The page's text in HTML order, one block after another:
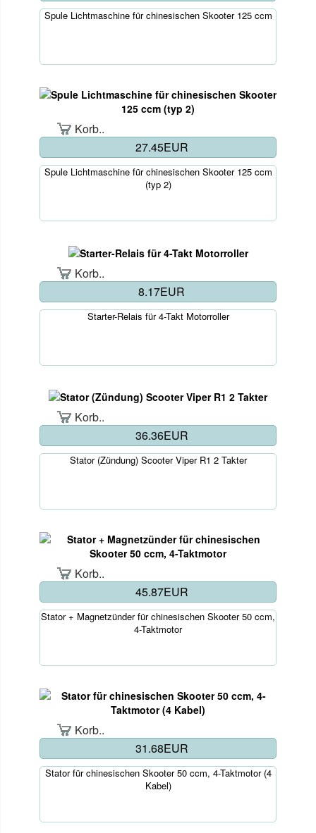
Spule Lichtmaschine für chinesischen Skooter 125 ccm
Korb..
27.45EUR
Spule Lichtmaschine für chinesischen Skooter 125 ccm
(typ 2)
Korb..
8.17EUR
Starter-Relais für 4-Takt Motorroller
Korb..
36.36EUR
Stator (Zündung) Scooter Viper R1 2 Takter
Korb..
45.87EUR
Stator + Magnetzünder für chinesischen Skooter 50 ccm,
4-Taktmotor
Korb..
31.68EUR
Stator für chinesischen Skooter 50 ccm, 4-Taktmotor (4
Kabel)